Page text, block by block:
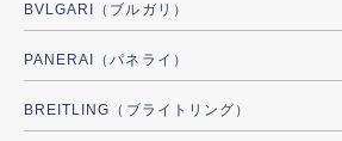
BVLGARI（ブルガリ）
PANERAI（パネライ）
BREITLING（ブライトリング）